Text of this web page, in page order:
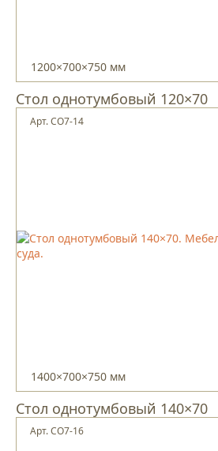
1200×700×750 мм
Стол однотумбовый 120×70
1400×700×750 мм
Арт. CO7-14
Стол однотумбовый 140×70
Арт. CO7-16